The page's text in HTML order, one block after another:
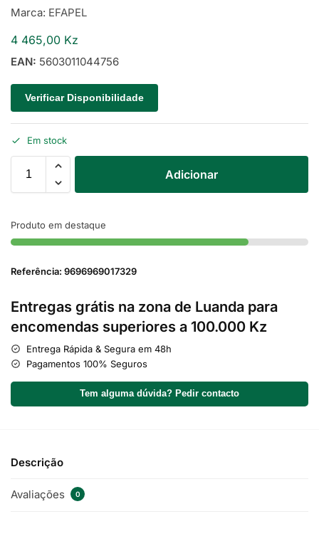
Marca: EFAPEL
4 465,00 Kz
EAN: 5603011044756
Verificar Disponibilidade
Em stock
Adicionar
Produto em destaque
Referência: 9696969017329
Entregas grátis na zona de Luanda para
encomendas superiores a 100.000 Kz
Entrega Rápida & Segura em 48h
Pagamentos 100% Seguros
Tem alguma dúvida? Pedir contacto
Descrição
Avaliações 0